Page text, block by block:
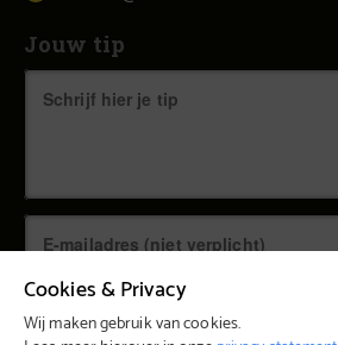
Jouw tip
Cookies & Privacy
Wij maken gebruik van cookies.